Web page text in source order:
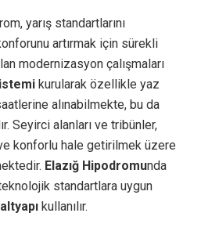
yarış standartlarını
artırmak için sürekli
modernizasyon çalışmaları
kurularak özellikle yaz
alınabilmekte, bu da
Seyirci alanları ve tribünler,
konforlu hale getirilmek üzere
Elazığ Hipodromunda
standartlara uygun
kullanılır.